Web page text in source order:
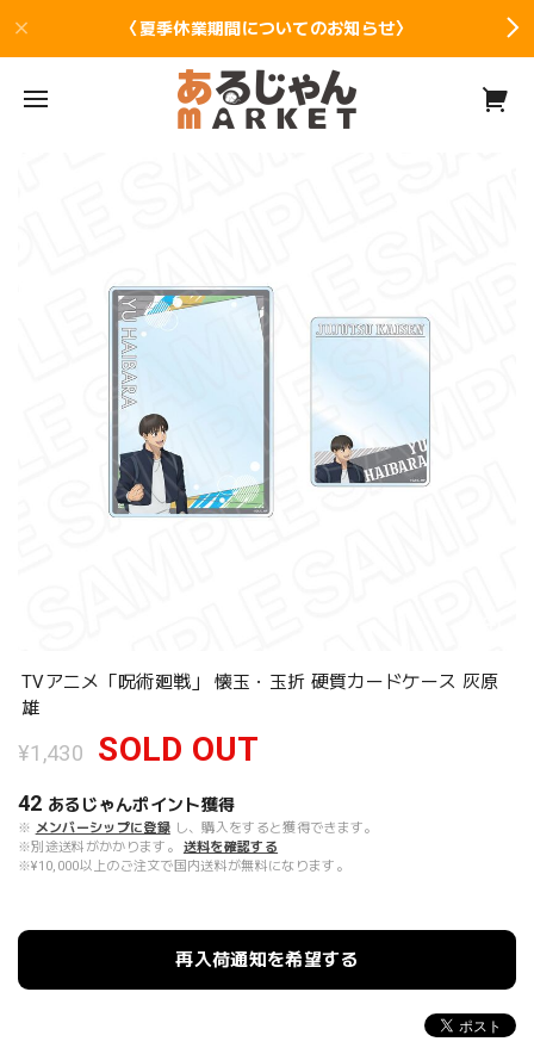
〈夏季休業期間についてのお知らせ〉
TVアニメ「呪術廻戦」 懐玉・玉折 硬質カードケース 灰原
雄
¥1,430 SOLD OUT
42 あるじゃんポイント獲得
※ メンバーシップに登録 し、購入をすると獲得できます。
※別途送料がかかります。
送料を確認する
※¥10,000以上のご注文で国内送料が無料になります。
再入荷通知を希望する